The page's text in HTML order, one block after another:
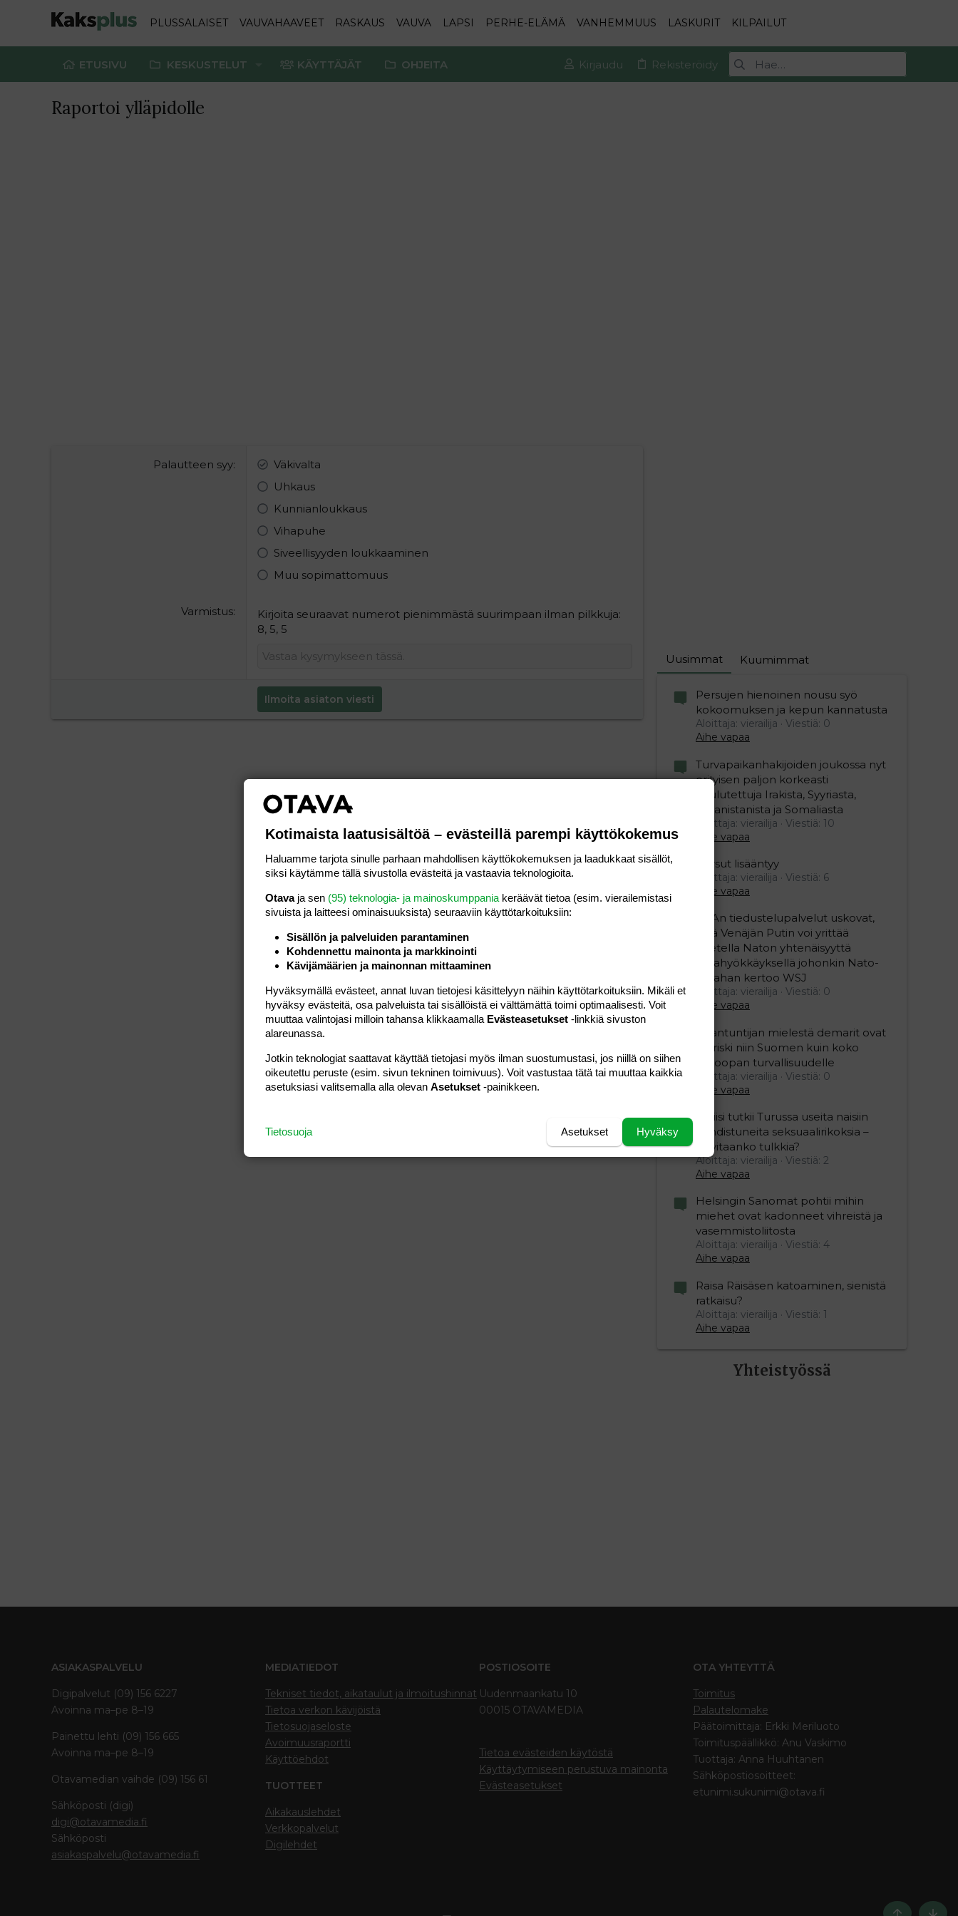
PLUSSALAISET VAUVAHAAVEET RASKAUS VAUVA LAPSI PERHE-ELÄMÄ VANHEMMUUS LASKURIT KILPAILUT
ETUSIVU KESKUSTELUT KÄYTTÄJÄT OHJEITA Kirjaudu Rekisteröidy
Raportoi ylläpidolle
Palautteen syy
Väkivalta
Uhkaus
Kunnianloukkaus
Vihapuhe
Siveellisyyden loukkaaminen
Muu sopimattomuus
Varmistus
Kirjoita seuraavat numerot pienimmästä suurimpaan ilman pilkkuja:
8, 5, 5
Ilmoita asiaton viesti
Uusimmat Kuumimmat
Persujen hienoinen nousu syö
kokoomuksen ja kepun kannatusta
Aloittaja: vierailija
Viestiä: 0
Aihe vapaa
Turvapaikanhakijoiden joukossa nyt
erityisen paljon korkeasti
koulutettuja Irakista, Syyriasta,
Afganistanista ja Somaliasta
Aloittaja: vierailija
Viestiä: 10
Aihe vapaa
Persut lisääntyy
Aloittaja: vierailija
Viestiä: 6
Aihe vapaa
USAn tiedustelupalvelut uskovat,
että Venäjän Putin voi yrittää
koetella Naton yhtenäisyyttä
maahyökkäyksellä johonkin Nato-
maahan kertoo WSJ
Aloittaja: vierailija
Viestiä: 0
Aihe vapaa
Asiantuntijan mielestä demarit ovat
iso riski niin Suomen kuin koko
Euroopan turvallisuudelle
Aloittaja: vierailija
Viestiä: 0
Aihe vapaa
Poliisi tutkii Turussa useita naisiin
kohdistuneita seksuaalirikoksia –
tarvitaanko tulkkia?
Aloittaja: vierailija
Viestiä: 2
Aihe vapaa
Helsingin Sanomat pohtii mihin
miehet ovat kadonneet vihreistä ja
vasemmistoliitosta
Aloittaja: vierailija
Viestiä: 4
Aihe vapaa
Raisa Räisäsen katoaminen, sienistä
ratkaisu?
Aloittaja: vierailija
Viestiä: 1
Aihe vapaa
Yhteistyössä
ASIAKASPALVELU
Digipalvelut (09) 156 6227
Avoinna ma–pe 8–19
Painettu lehti (09) 156 665
Avoinna ma–pe 8–19
Otavamedian vaihde (09) 156 61
Sähköposti (digi)
digi@otavamedia.fi
Sähköposti
asiakaspalvelu@otavamedia.fi
MEDIATIEDOT
Tekniset tiedot, aikataulut ja ilmoitushinnat
Tietoa verkon kävijöistä
Tietosuojaseloste
Avoimuusraportti
Käyttöehdot
TUOTTEET
Aikakauslehdet
Verkkopalvelut
Digilehdet
POSTIOSOITE
Uudenmaankatu 10
00015 OTAVAMEDIA
Tietoa evästeiden käytöstä
Käyttäytymiseen perustuva mainonta
Evästeasetukset
OTA YHTEYTTÄ
Toimitus
Palautelomake
Päätoimittaja: Erkki Meriluoto
Toimituspäällikkö: Anu Vaskimo
Tuottaja: Anna Huuhtanen
Sähköpostiosoitteet:
etunimi.sukunimi@otava.fi
Kotimaista laatusisältöä – evästeillä parempi käyttökokemus
Haluamme tarjota sinulle parhaan mahdollisen käyttökokemuksen ja laadukkaat sisällöt,
siksi käytämme tällä sivustolla evästeitä ja vastaavia teknologioita.
Otavaja sen (95) teknologia- ja mainoskumppania keräävät tietoa (esim. vierailemis­tasi
sivuista ja laitteesi ominaisuuk­sista) seuraaviin käyttötarkoituksiin:
Sisällön ja palveluiden parantaminen
Kohdennettu mainonta ja markkinointi
Kävijämäärien ja mainonnan mittaaminen
Hyväksymällä evästeet, annat luvan tietojesi käsittelyyn näihin käyttötarkoituksiin. Mikäli et
hyväksy evästeitä, osa palveluista tai sisällöistä ei välttämättä toimi optimaalisesti. Voit
muuttaa valintojasi milloin tahansa klikkaamalla Evästeasetukset -linkkiä sivuston
alareunassa.
Jotkin teknologiat saattavat käyttää tietojasi myös ilman suostumustasi, jos niillä on siihen
oikeutettu peruste (esim. sivun tekninen toimivuus). Voit vastustaa tätä tai muuttaa kaikkia
asetuksiasi valitsemalla alla olevan Asetukset -painikkeen.
Hyväksy
Asetukset
Tietosuoja